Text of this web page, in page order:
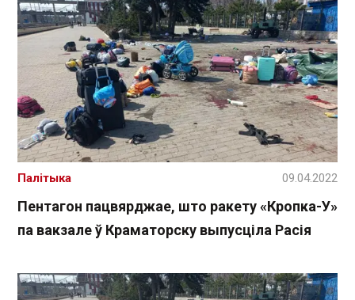
Пентагон пацвярджае, што ракету «Кропка-У»
па вакзале ў Краматорску выпусціла Расія
Палітыка 09.04.2022